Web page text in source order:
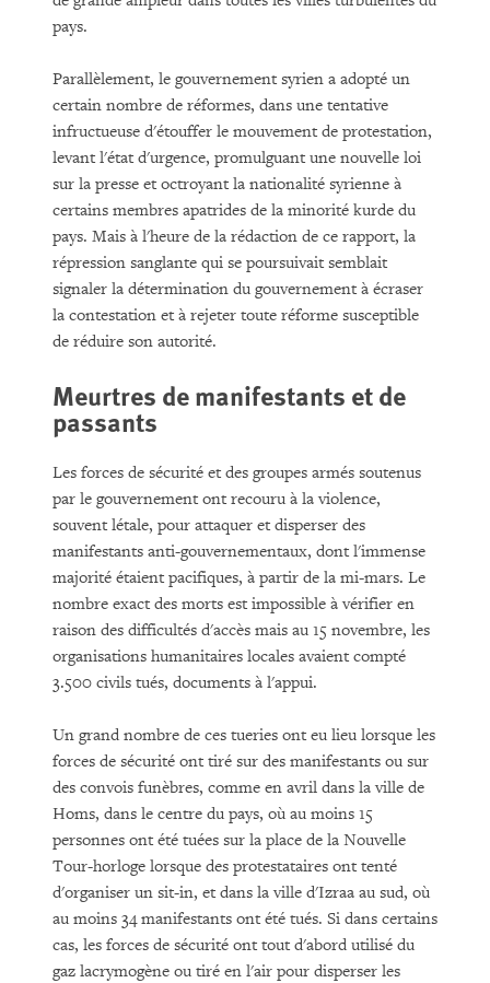
pays.
Parallèlement, le gouvernement syrien a adopté un
certain nombre de réformes, dans une tentative
infructueuse d'étouffer le mouvement de protestation,
levant l'état d'urgence, promulguant une nouvelle loi
sur la presse et octroyant la nationalité syrienne à
certains membres apatrides de la minorité kurde du
pays. Mais à l'heure de la rédaction de ce rapport, la
répression sanglante qui se poursuivait semblait
signaler la détermination du gouvernement à écraser
la contestation et à rejeter toute réforme susceptible
de réduire son autorité.
Meurtres de manifestants et de
passants
Les forces de sécurité et des groupes armés soutenus
par le gouvernement ont recouru à la violence,
souvent létale, pour attaquer et disperser des
manifestants anti-gouvernementaux, dont l'immense
majorité étaient pacifiques, à partir de la mi-mars. Le
nombre exact des morts est impossible à vérifier en
raison des difficultés d'accès mais au 15 novembre, les
organisations humanitaires locales avaient compté
3.500 civils tués, documents à l'appui.
Un grand nombre de ces tueries ont eu lieu lorsque les
forces de sécurité ont tiré sur des manifestants ou sur
des convois funèbres, comme en avril dans la ville de
Homs, dans le centre du pays, où au moins 15
personnes ont été tuées sur la place de la Nouvelle
Tour-horloge lorsque des protestataires ont tenté
d'organiser un sit-in, et dans la ville d'Izraa au sud, où
au moins 34 manifestants ont été tués. Si dans certains
cas, les forces de sécurité ont tout d'abord utilisé du
gaz lacrymogène ou tiré en l'air pour disperser les